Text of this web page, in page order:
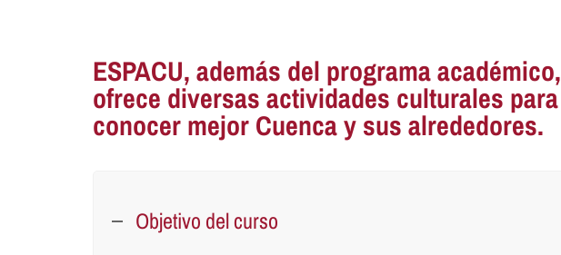
ESPACU, además del programa académico,
ofrece diversas actividades culturales para
conocer mejor Cuenca y sus alrededores.
Objetivo del curso